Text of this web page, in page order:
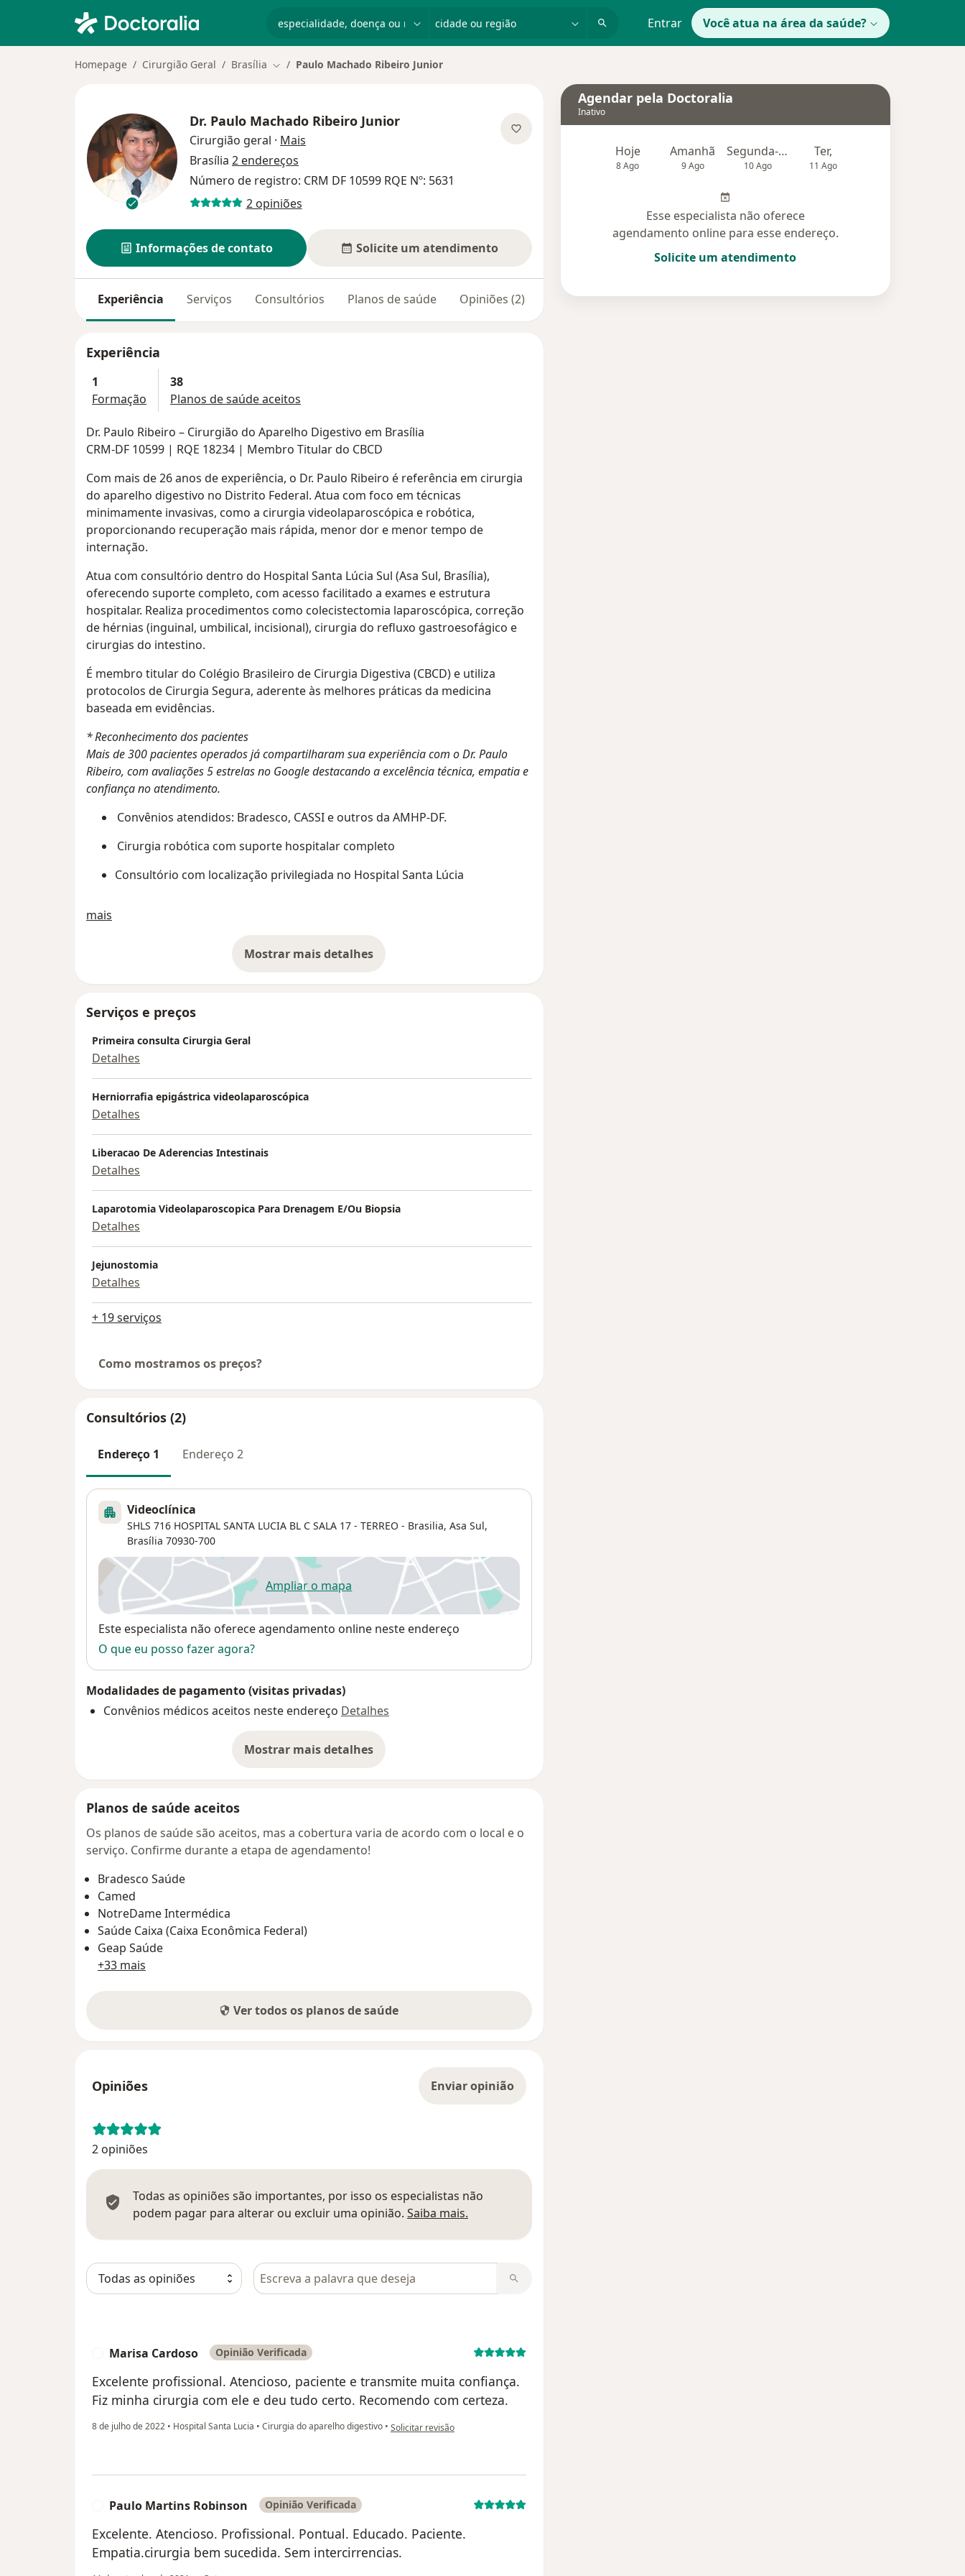
Entrar Você atua na área da saúde?
Homepage Cirurgião Geral Brasília Mudar de cidade
Paulo Machado Ribeiro Junior
Dr. Paulo Machado Ribeiro Junior
Cirurgião geral · Mais
Brasília 2 endereços
Número de registro: CRM DF 10599 RQE Nº: 5631
2 opiniões
Informações de contato Solicite um atendimento
Experiência Serviços Consultórios Planos de saúde Opiniões (2)
Experiência
1
Formação
38
Planos de saúde aceitos
Dr. Paulo Ribeiro – Cirurgião do Aparelho Digestivo em Brasília
CRM-DF 10599 | RQE 18234 | Membro Titular do CBCD
Com mais de 26 anos de experiência, o Dr. Paulo Ribeiro é referência em cirurgia
do aparelho digestivo no Distrito Federal. Atua com foco em técnicas
minimamente invasivas, como a cirurgia videolaparoscópica e robótica,
proporcionando recuperação mais rápida, menor dor e menor tempo de
internação.
Atua com consultório dentro do Hospital Santa Lúcia Sul (Asa Sul, Brasília),
oferecendo suporte completo, com acesso facilitado a exames e estrutura
hospitalar. Realiza procedimentos como colecistectomia laparoscópica, correção
de hérnias (inguinal, umbilical, incisional), cirurgia do refluxo gastroesofágico e
cirurgias do intestino.
É membro titular do Colégio Brasileiro de Cirurgia Digestiva (CBCD) e utiliza
protocolos de Cirurgia Segura, aderente às melhores práticas da medicina
baseada em evidências.
* Reconhecimento dos pacientes
Mais de 300 pacientes operados já compartilharam sua experiência com o Dr. Paulo
Ribeiro, com avaliações 5 estrelas no Google destacando a excelência técnica, empatia e
confiança no atendimento.
Convênios atendidos: Bradesco, CASSI e outros da AMHP-DF.
Cirurgia robótica com suporte hospitalar completo
Consultório com localização privilegiada no Hospital Santa Lúcia
mais
Mostrar mais detalhes
sobre a experiência
Serviços e preços
Primeira consulta Cirurgia Geral
Detalhes
Herniorrafia epigástrica videolaparoscópica
Detalhes
Liberacao De Aderencias Intestinais
Detalhes
Laparotomia Videolaparoscopica Para Drenagem E/Ou Biopsia
Detalhes
Jejunostomia
Detalhes
+ 19 serviços
Como mostramos os preços?
Consultórios (2)
Endereço 1 Endereço 2
Videoclínica
SHLS 716 HOSPITAL SANTA LUCIA BL C SALA 17 - TERREO - Brasilia, Asa Sul,
Brasília 70930-700
Ampliar o mapaabre num novo separador
Disponibilidade
Este especialista não oferece agendamento online neste endereço
O que eu posso fazer agora?
Modalidades de pagamento (visitas privadas)
Convênios médicos aceitos neste endereço Detalhes
Mostrar mais detalhes
sobre o endereço
Planos de saúde aceitos
Os planos de saúde são aceitos, mas a cobertura varia de acordo com o local e o
serviço. Confirme durante a etapa de agendamento!
Bradesco Saúde
Camed
NotreDame Intermédica
Saúde Caixa (Caixa Econômica Federal)
Geap Saúde
+33 mais
Ver todos os planos de saúde
Opiniões Enviar opinião
2 opiniões
Todas as opiniões são importantes, por isso os especialistas não
podem pagar para alterar ou excluir uma opinião. Saiba mais.
Pesquisar em opiniões
Marisa Cardoso Opinião Verificada
Excelente profissional. Atencioso, paciente e transmite muita confiança.
Fiz minha cirurgia com ele e deu tudo certo. Recomendo com certeza.
8 de julho de 2022 • Hospital Santa Lucia • Cirurgia do aparelho digestivo • na opinião do utilizador Marisa Cardoso
Solicitar revisão
Paulo Martins Robinson Opinião Verificada
Excelente. Atencioso. Profissional. Pontual. Educado. Paciente.
Empatia.cirurgia bem sucedida. Sem intercirrencias.
Agendar pela Doctoralia
Inativo
Hoje
8 Ago
Amanhã
9 Ago
Segunda-feira
10 Ago
Ter,
11 Ago
Esse especialista não oferece
agendamento online para esse endereço.
Solicite um atendimento